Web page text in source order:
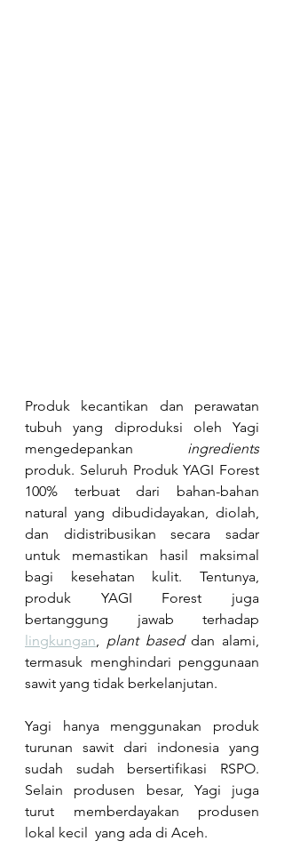
Produk kecantikan dan perawatan
tubuh yang diproduksi oleh Yagi
mengedepankan ingredients
produk. Seluruh Produk YAGI Forest
100% terbuat dari bahan-bahan
natural yang dibudidayakan, diolah,
dan didistribusikan secara sadar
untuk memastikan hasil maksimal
bagi kesehatan kulit. Tentunya,
produk YAGI Forest juga
lingkungan, plant based dan alami,
termasuk menghindari penggunaan
sawit yang tidak berkelanjutan.
Yagi hanya menggunakan produk
turunan sawit dari indonesia yang
sudah sudah bersertifikasi RSPO.
Selain produsen besar, Yagi juga
turut memberdayakan produsen
lokal kecil  yang ada di Aceh.